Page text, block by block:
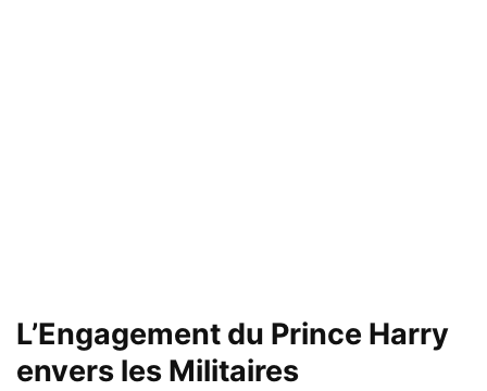
L’Engagement du Prince Harry
envers les Militaires